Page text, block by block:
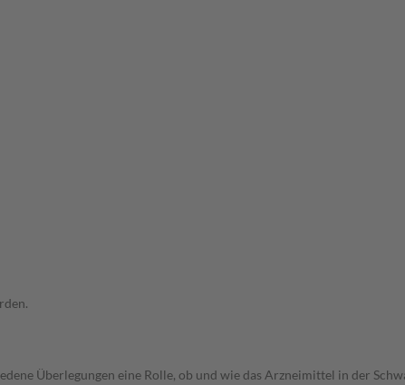
Überlegungen eine Rolle, ob und wie das Arzneimittel in der